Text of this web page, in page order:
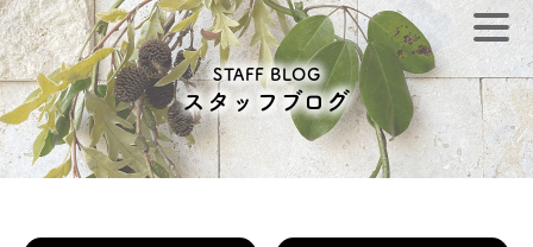
STAFF BLOG
スタッフブログ